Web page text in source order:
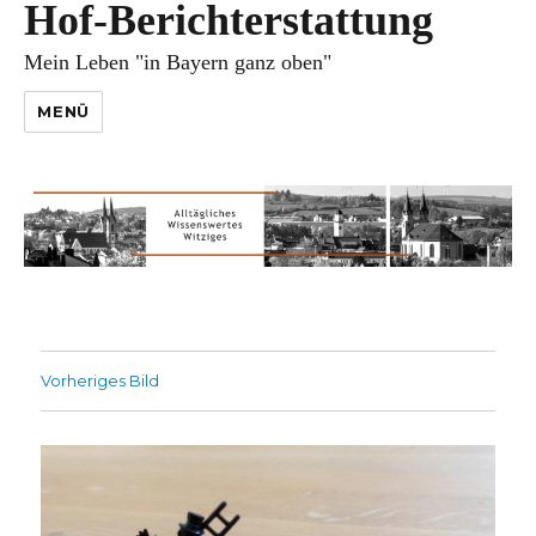
Hof-Berichterstattung
Mein Leben "in Bayern ganz oben"
MENÜ
Vorheriges Bild